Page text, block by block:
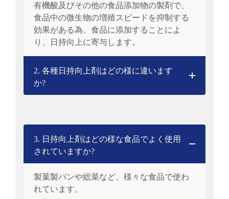
有機酸及びその他の食品添加物の製剤で、
食品中の微生物の増殖スピードを抑制する
効果がある為、食品に添加することによ
り、日持向上に寄与します。
2. 各種日持向上剤はどの様に違います
か?
3. 日持向上剤はどの様な食品でよく使用
されていますか?
製菓製パンや総菜など、様々な食品で使わ
れています。